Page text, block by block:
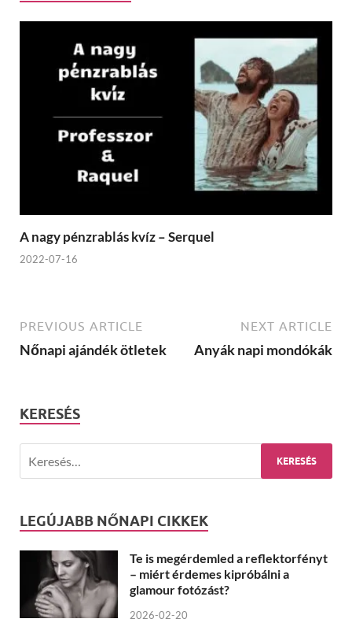
A nagy pénzrablás kvíz – Serquel
2022-07-16
PREVIOUS ARTICLE
Nőnapi ajándék ötletek
NEXT ARTICLE
Anyák napi mondókák
KERESÉS
LEGÚJABB NŐNAPI CIKKEK
Te is megérdemled a reflektorfényt
– miért érdemes kipróbálni a
glamour fotózást?
2026-02-20